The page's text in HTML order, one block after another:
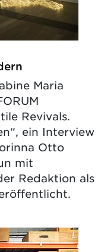
Maria
Revivals.
ein Interview
Otto
mit
Redaktion als